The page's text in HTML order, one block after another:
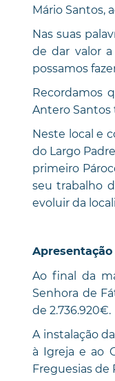
Mário Santos,
Nas suas
de dar valor
possamos
Recordamos
Antero
Neste local e
do Largo
primeiro
seu trabalho
evoluir da
Ao final da
Senhora de
de 2.736.920€.
A instalação
à Igreja e ao
Freguesias de